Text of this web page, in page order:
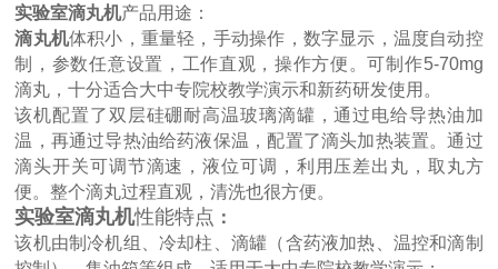
实验室滴丸机产品用途：
滴丸机体积小，重量轻，手动操作，数字显示，温度自动控
制，参数任意设置，工作直观，操作方便。可制作5-70mg
滴丸，十分适合大中专院校教学演示和新药研发使用。
该机配置了双层硅硼耐高温玻璃滴罐，通过电给导热油加
温，再通过导热油给药液保温，配置了滴头加热装置。通过
滴头开关可调节滴速，液位可调，利用压差出丸，取丸方
便。整个滴丸过程直观，清洗也很方便。
实验室滴丸机性能特点 ：
该机由制冷机组、冷却柱、滴罐（含药液加热、温控和滴制